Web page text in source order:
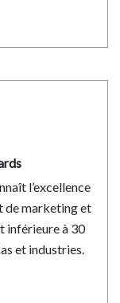
l’excellence
de marketing et
inférieure à 30
et industries.